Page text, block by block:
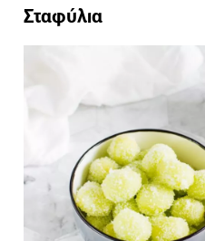
Σταφύλια